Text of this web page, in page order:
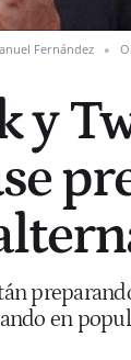
Fernández
y
en